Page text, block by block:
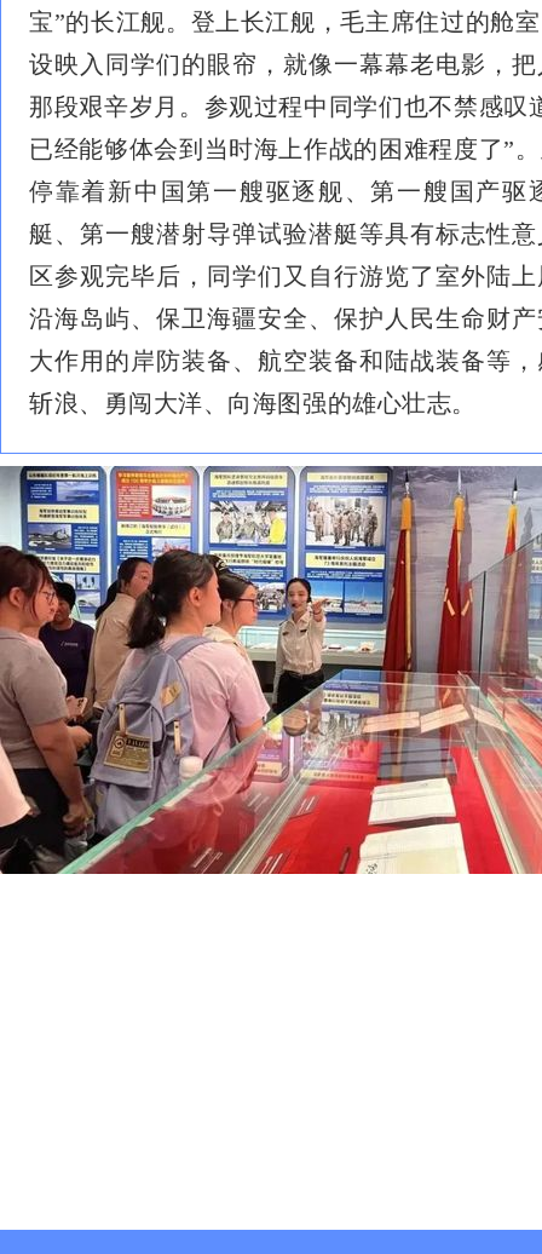
宝”的长江舰。登上长江舰，毛主席住过的舱
设映入同学们的眼帘，就像一幕幕老电影，
那段艰辛岁月。参观过程中同学们也不禁感叹
已经能够体会到当时海上作战的困难程度了”
停靠着新中国第一艘驱逐舰、第一艘国产驱
艇、第一艘潜射导弹试验潜艇等具有标志性
区参观完毕后，同学们又自行游览了室外陆
沿海岛屿、保卫海疆安全、保护人民生命财
大作用的岸防装备、航空装备和陆战装备等
斩浪、勇闯大洋、向海图强的雄心壮志。